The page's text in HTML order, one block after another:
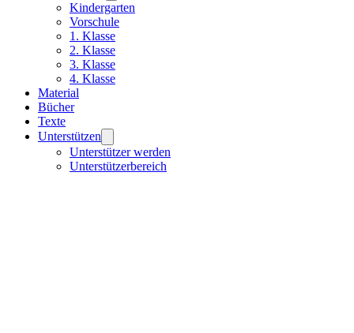
Kindergarten
Vorschule
1. Klasse
2. Klasse
3. Klasse
4. Klasse
Material
Bücher
Texte
Unterstützen
Unterstützer werden
Unterstützerbereich